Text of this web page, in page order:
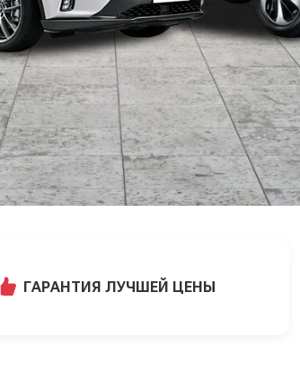
ГАРАНТИЯ ЛУЧШЕЙ ЦЕНЫ